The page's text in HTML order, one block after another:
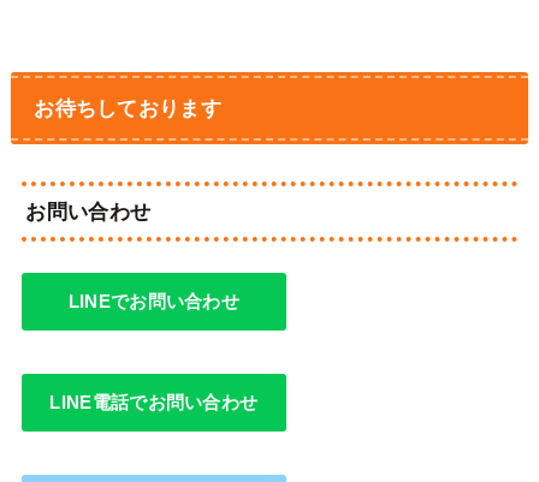
お待ちしております
お問い合わせ
LINEでお問い合わせ
LINE電話でお問い合わせ